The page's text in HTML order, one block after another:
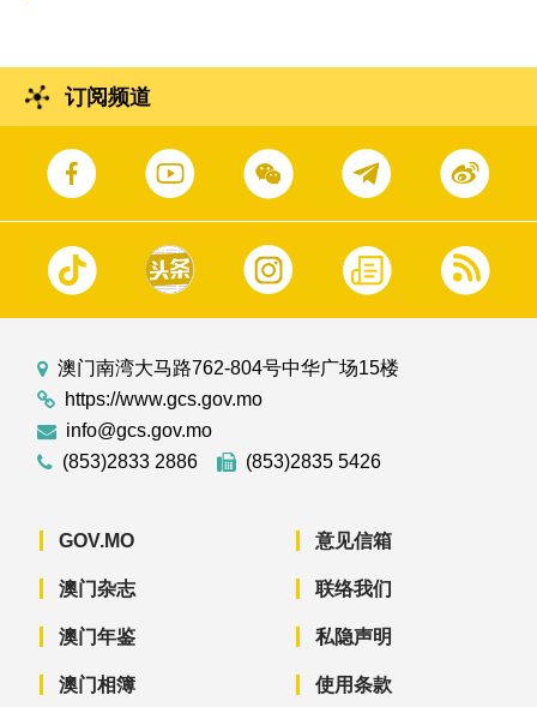
订阅频道
澳门南湾大马路762-804号中华广场15楼
https://www.gcs.gov.mo
info@gcs.gov.mo
(853)2833 2886
(853)2835 5426
GOV.MO
澳门杂志
澳门年鉴
澳门相簿
意见信箱
联络我们
私隐声明
使用条款